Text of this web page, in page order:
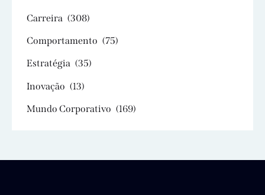
Carreira (308)
Comportamento (75)
Estratégia (35)
Inovação (13)
Mundo Corporativo (169)